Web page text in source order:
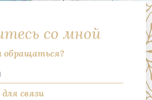
со мной
обращаться?
связи